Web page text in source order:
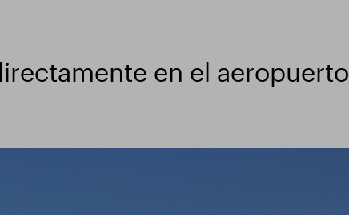
en el aeropuerto